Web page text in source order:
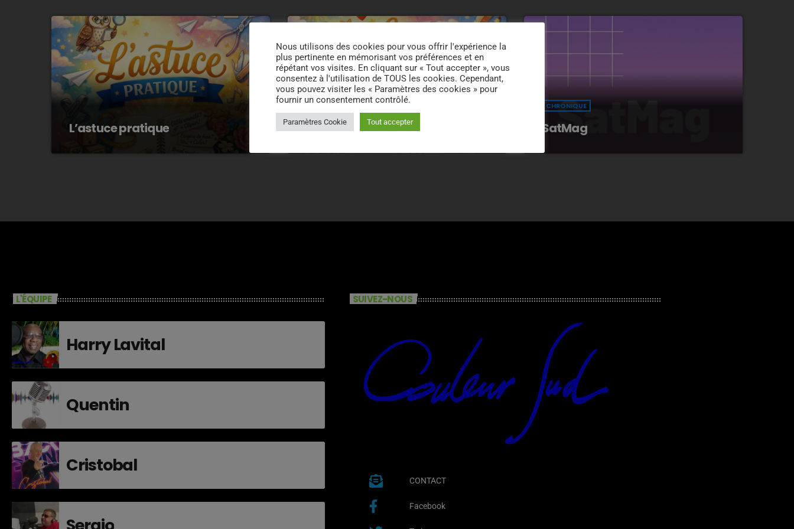
L’astuce pratique
CHRONIQUE
Le prénom du jour
CHRONIQUE
SatMag
L'ÉQUIPE
Harry Lavital
Quentin
Cristobal
SUIVEZ-NOUS
CONTACT
Facebook
Nous utilisons des cookies pour vous offrir l'expérience la
plus pertinente en mémorisant vos préférences et en
répétant vos visites. En cliquant sur « Tout accepter », vous
consentez à l'utilisation de TOUS les cookies. Cependant,
vous pouvez visiter les « Paramètres des cookies » pour
fournir un consentement contrôlé.
Paramètres Cookie Tout accepter